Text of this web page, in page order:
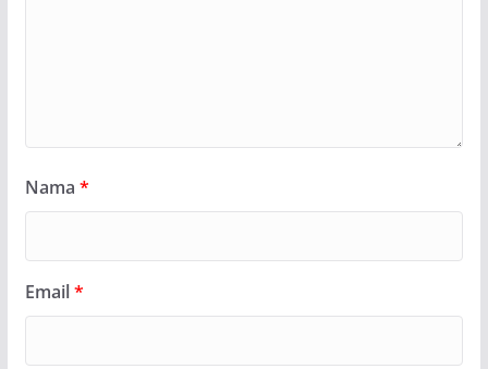
Nama *
Email*